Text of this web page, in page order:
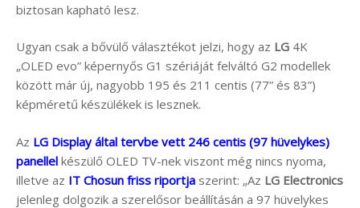
biztosan kapható lesz.
Ugyan csak a bővülő választékot jelzi, hogy az LG 4K
„OLED evo” képernyős G1 szériáját felváltó G2 modellek
között már új, nagyobb 195 és 211 centis (77” és 83”)
képméretű készülékek is lesznek.
Az LG Display által tervbe vett 246 centis (97 hüvelykes)
panellel készülő OLED TV-nek viszont még nincs nyoma,
illetve az IT Chosun friss riportja szerint: „Az LG Electronics
jelenleg dolgozik a szerelősor beállításán a 97 hüvelykes